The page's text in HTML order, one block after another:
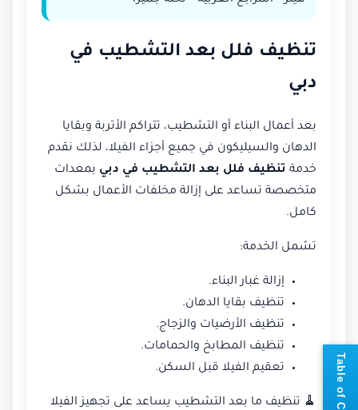
تنظيف فلل بعد التشطيب في
دبي
بعد أعمال البناء أو التشطيب، تتراكم الأتربة وبقايا
الدهان والسيليكون في جميع أجزاء الفيلا، لذلك نقدم
خدمة تنظيف فلل بعد التشطيب في دبي بمعدات
متخصصة تساعد على إزالة مخلفات الأعمال بشكل
كامل.
تشمل الخدمة:
إزالة غبار البناء.
تنظيف بقايا الدهان.
تنظيف الأرضيات والزجاج.
تنظيف المطابخ والحمامات.
تعقيم الفيلا قبل السكن.
🧹 تنظيف ما بعد التشطيب يساعد على تجهيز الفيلا